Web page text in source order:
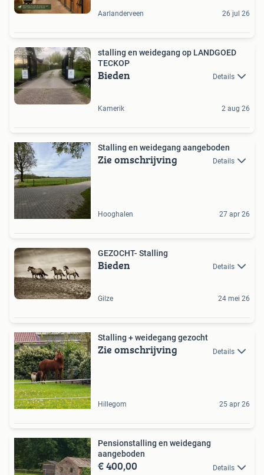
Aarlanderveen 26 jul 26
stalling en weidegang op LANDGOED
TECKOP
Bieden Details
Kamerik 2 aug 26
Stalling en weidegang aangeboden
Zie omschrijving Details
Hooghalen 27 apr 26
GEZOCHT- Stalling
Bieden Details
Gilze 24 mei 26
Stalling + weidegang gezocht
Zie omschrijving Details
Hillegom 25 apr 26
Pensionstalling en weidegang
aangeboden
€ 400,00 Details